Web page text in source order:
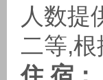
人数提
二等,